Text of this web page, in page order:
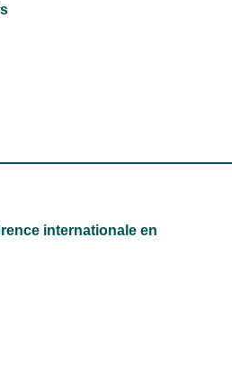
internationale en